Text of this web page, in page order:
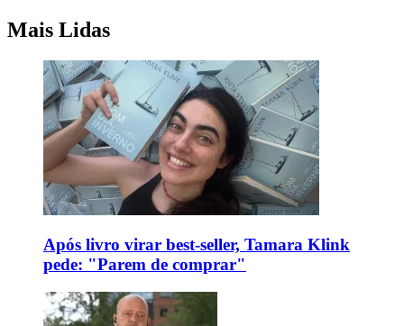
Mais Lidas
Após livro virar best-seller, Tamara Klink
pede: "Parem de comprar"